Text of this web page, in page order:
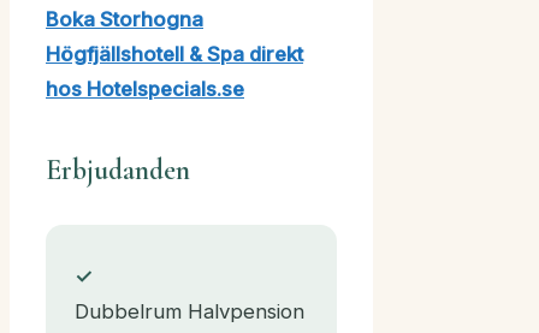
Boka Storhogna
Högfjällshotell & Spa direkt
hos Hotelspecials.se
Erbjudanden
Dubbelrum Halvpension